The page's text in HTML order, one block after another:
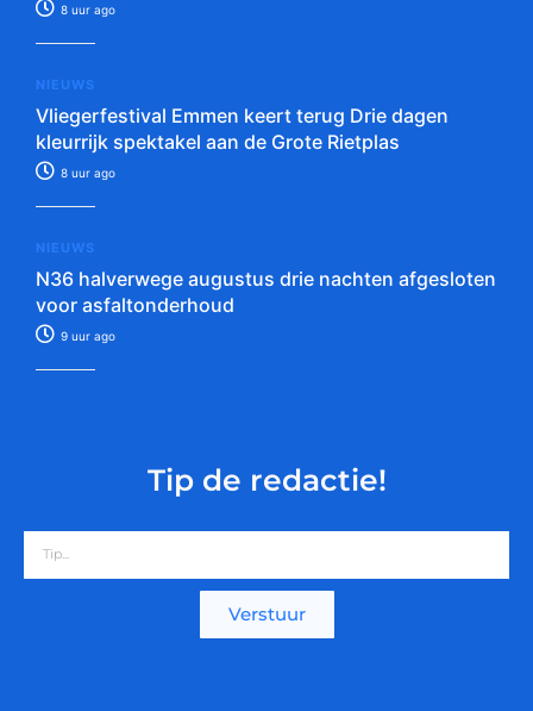
8 uur ago
NIEUWS
Vliegerfestival Emmen keert terug Drie dagen
kleurrijk spektakel aan de Grote Rietplas
8 uur ago
NIEUWS
N36 halverwege augustus drie nachten afgesloten
voor asfaltonderhoud
9 uur ago
Tip de redactie!
Verstuur